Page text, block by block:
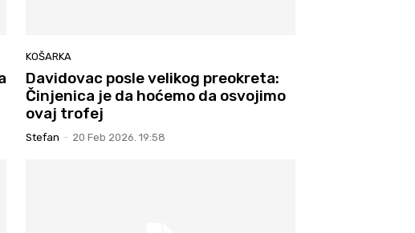
KOŠARKA
Davidovac posle velikog preokreta:
Činjenica je da hoćemo da osvojimo
ovaj trofej
Stefan - 20 Feb 2026. 19:58